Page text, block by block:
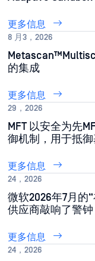
更多信息
8 月3，2026
的集成
更多信息
29，2026
MFT 以安全为先
御机制，用于抵
更多信息
24，2026
微软2026年7月的
供应商敲响了警钟
更多信息
24，2026